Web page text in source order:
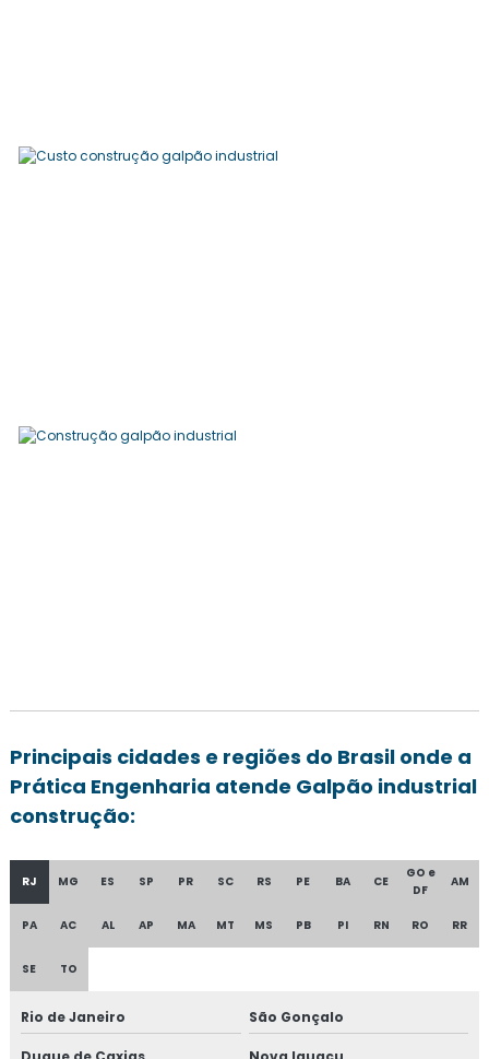
Principais cidades e regiões do Brasil onde a
Prática Engenharia atende Galpão industrial
construção:
RJ MG ES SP PR SC RS PE BA CE
GO e
DF
AM
PA AC AL AP MA MT MS PB PI RN RO RR
SE TO
Rio de Janeiro São Gonçalo